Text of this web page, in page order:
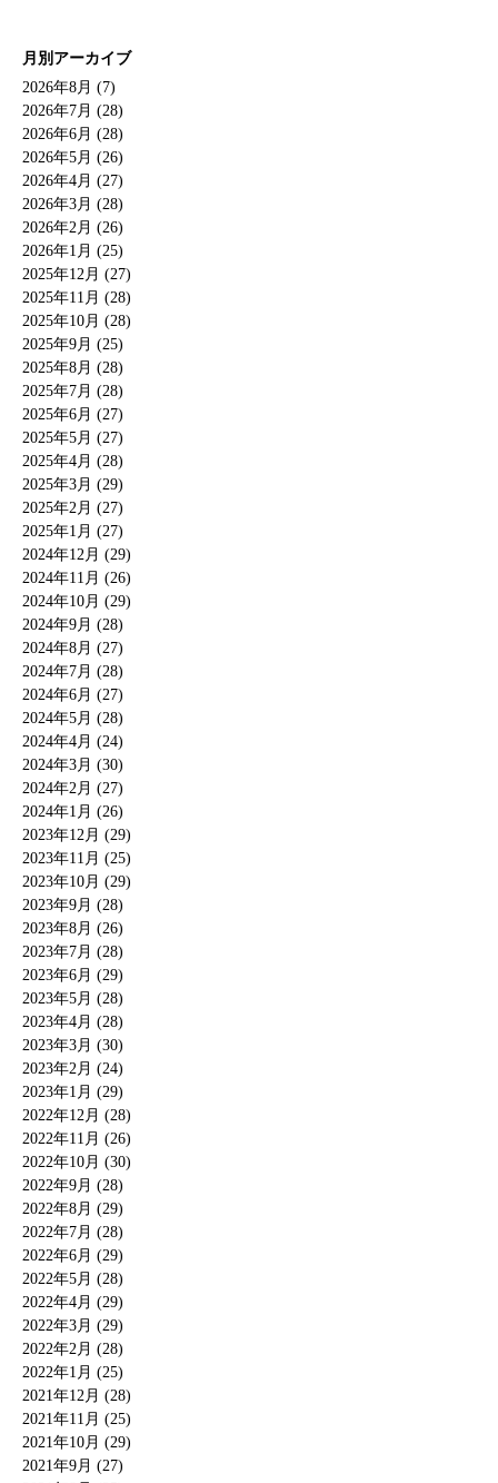
月別アーカイブ
2026年8月 (7)
2026年7月 (28)
2026年6月 (28)
2026年5月 (26)
2026年4月 (27)
2026年3月 (28)
2026年2月 (26)
2026年1月 (25)
2025年12月 (27)
2025年11月 (28)
2025年10月 (28)
2025年9月 (25)
2025年8月 (28)
2025年7月 (28)
2025年6月 (27)
2025年5月 (27)
2025年4月 (28)
2025年3月 (29)
2025年2月 (27)
2025年1月 (27)
2024年12月 (29)
2024年11月 (26)
2024年10月 (29)
2024年9月 (28)
2024年8月 (27)
2024年7月 (28)
2024年6月 (27)
2024年5月 (28)
2024年4月 (24)
2024年3月 (30)
2024年2月 (27)
2024年1月 (26)
2023年12月 (29)
2023年11月 (25)
2023年10月 (29)
2023年9月 (28)
2023年8月 (26)
2023年7月 (28)
2023年6月 (29)
2023年5月 (28)
2023年4月 (28)
2023年3月 (30)
2023年2月 (24)
2023年1月 (29)
2022年12月 (28)
2022年11月 (26)
2022年10月 (30)
2022年9月 (28)
2022年8月 (29)
2022年7月 (28)
2022年6月 (29)
2022年5月 (28)
2022年4月 (29)
2022年3月 (29)
2022年2月 (28)
2022年1月 (25)
2021年12月 (28)
2021年11月 (25)
2021年10月 (29)
2021年9月 (27)